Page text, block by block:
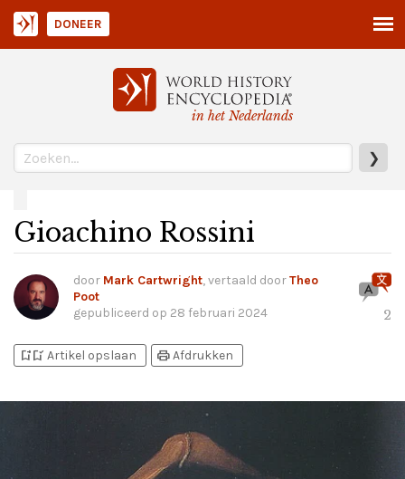
in het Nederlands
❯
DONEER
Gioachino Rossini
door Mark Cartwright, vertaald doorTheo
Poot
gepubliceerd op 28 februari 2024 2
bookmark_addbookmark_added Artikel opslaan printAfdrukken